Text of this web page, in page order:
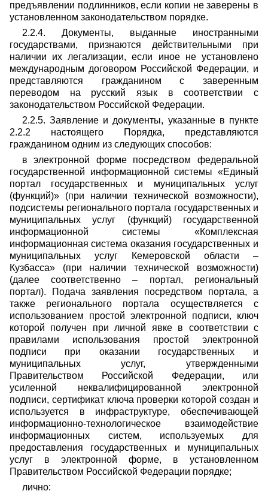
предъявлении подлинников, если копии не заверены в
установленном законодательством порядке.
2.2.4. Документы, выданные иностранными
государствами, признаются действительными при
наличии их легализации, если иное не установлено
международным договором Российской Федерации, и
представляются гражданином с заверенным
переводом на русский язык в соответствии с
законодательством Российской Федерации.
2.2.5. Заявление и документы, указанные в пункте
2.2.2 настоящего Порядка, представляются
гражданином одним из следующих способов:
в электронной форме посредством федеральной
государственной информационной системы «Единый
портал государственных и муниципальных услуг
(функций)» (при наличии технической возможности),
подсистемы регионального портала государственных и
муниципальных услуг (функций) государственной
информационной системы «Комплексная
информационная система оказания государственных и
муниципальных услуг Кемеровской области –
Кузбасса» (при наличии технической возможности)
(далее соответственно – портал, региональный
портал). Подача заявления посредством портала, а
также регионального портала осуществляется с
использованием простой электронной подписи, ключ
которой получен при личной явке в соответствии с
правилами использования простой электронной
подписи при оказании государственных и
муниципальных услуг, утвержденными
Правительством Российской Федерации, или
усиленной неквалифицированной электронной
подписи, сертификат ключа проверки которой создан и
используется в инфраструктуре, обеспечивающей
информационно-технологическое взаимодействие
информационных систем, используемых для
предоставления государственных и муниципальных
услуг в электронной форме, в установленном
Правительством Российской Федерации порядке;
лично: